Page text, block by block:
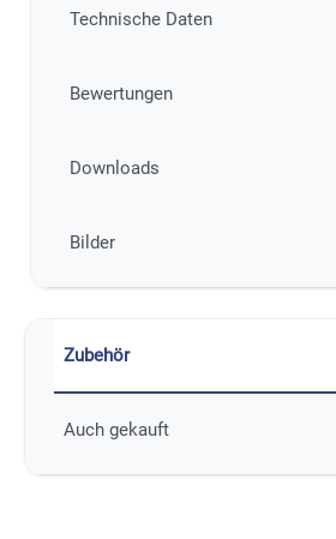
Technische Daten
Bewertungen
Downloads
Bilder
Zubehör
Auch gekauft